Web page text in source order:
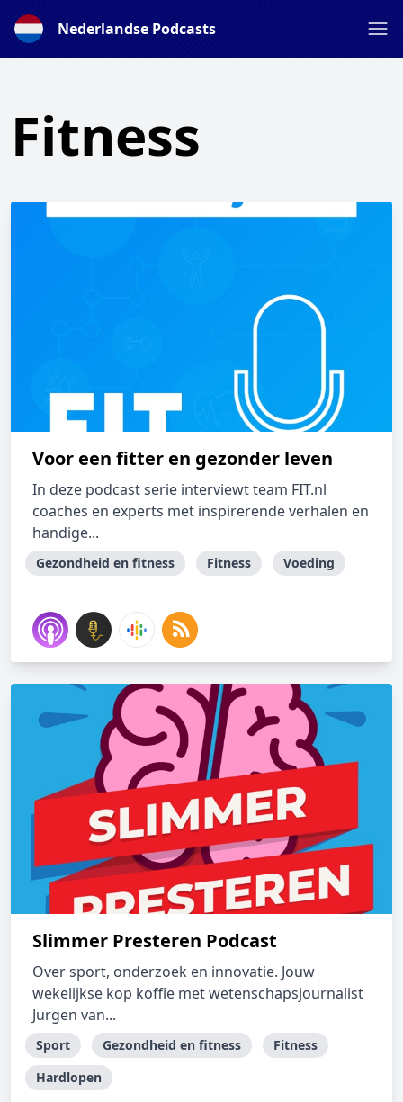
Nederlandse Podcasts
Fitness
Voor een fitter en gezonder leven
In deze podcast serie interviewt team FIT.nl
coaches en experts met inspirerende verhalen en
handige...
Gezondheid en fitness Fitness Voeding
Slimmer Presteren Podcast
Over sport, onderzoek en innovatie. Jouw
wekelijkse kop koffie met wetenschapsjournalist
Jurgen van...
Sport Gezondheid en fitness
Fitness
Hardlopen